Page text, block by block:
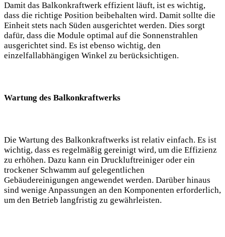
Damit das Balkonkraftwerk effizient läuft, ist es wichtig,
dass die richtige Position beibehalten wird. Damit sollte die
Einheit stets nach Süden ausgerichtet werden. Dies sorgt
dafür, dass die Module optimal auf die Sonnenstrahlen
ausgerichtet sind. Es ist ebenso wichtig, den
einzelfallabhängigen Winkel zu berücksichtigen.
Wartung des Balkonkraftwerks
Die Wartung des Balkonkraftwerks ist relativ einfach. Es ist
wichtig, dass es regelmäßig gereinigt wird, um die Effizienz
zu erhöhen. Dazu kann ein Druckluftreiniger oder ein
trockener Schwamm auf gelegentlichen
Gebäudereinigungen angewendet werden. Darüber hinaus
sind wenige Anpassungen an den Komponenten erforderlich,
um den Betrieb langfristig zu gewährleisten.